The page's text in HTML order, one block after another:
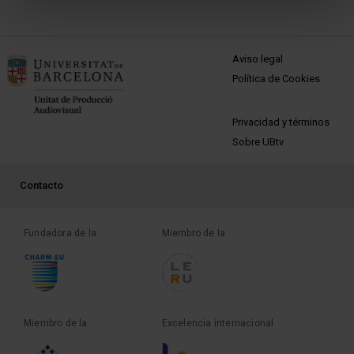
MENÚ PEU 1
Aviso legal
Política de Cookies
PEU 2
Privacidad y términos
Sobre UBtv
PEU 3
Contacto
Fundadora de la Miembro de la
Miembro de la Excelencia internacional